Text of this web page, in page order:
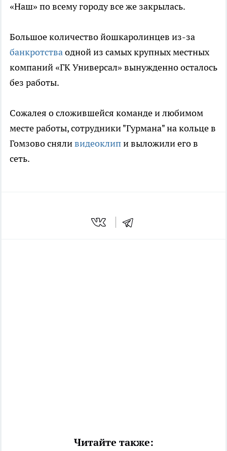
«Наш» по всему городу все же закрылась.
Большое количество йошкаролинцев из-за
банкротстваодной из самых крупных местных
компаний «ГК Универсал» вынужденно осталось
без работы.
Сожалея о сложившейся команде и любимом
месте работы, сотрудники "Гурмана" на кольце в
Гомзово сняливидеоклипи выложили его в
сеть.
Читайте также: